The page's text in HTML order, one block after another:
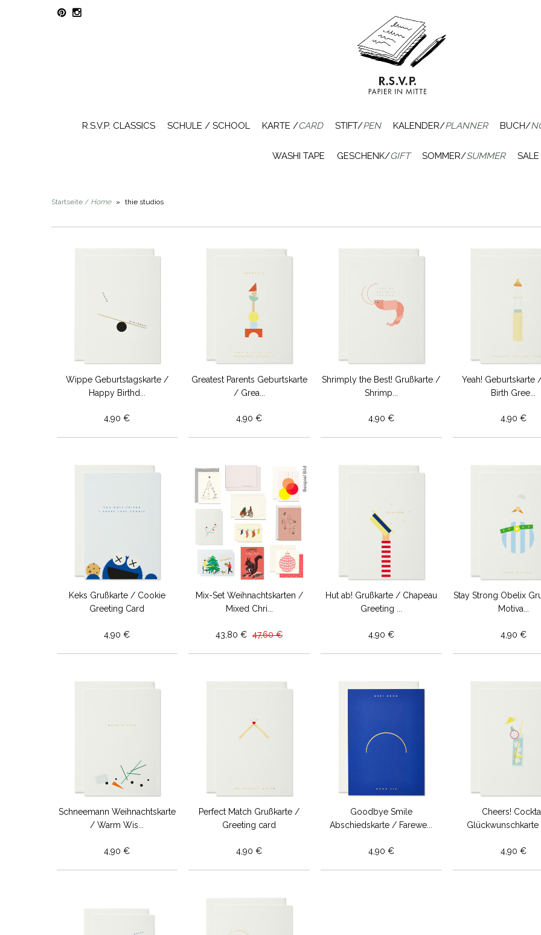
R.S.V.P. CLASSICS SCHULE / SCHOOL KARTE /CARD STIFT/PEN KALENDER/PLANNER BUCH/
WASHI TAPE GESCHENK/GIFT SOMMER/SUMMER SALE
Startseite / Home » thie studios
Wippe Geburtstagskarte /
Happy Birthd...
4,90 €
Greatest Parents Geburtskarte
/ Grea...
4,90 €
Shrimply the Best! Grußkarte /
Shrimp...
4,90 €
Yeah! Geburtskarte
Birth Gree...
4,90 €
Keks Grußkarte / Cookie
Greeting Card
4,90 €
Mix-Set Weihnachtskarten /
Mixed Chri...
43,80 € 47,60 €
Hut ab! Grußkarte / Chapeau
Greeting ...
4,90 €
Stay Strong Obelix
Motiva...
4,90 €
Schneemann Weihnachtskarte
/ Warm Wis...
4,90 €
Perfect Match Grußkarte /
Greeting card
4,90 €
Goodbye Smile
Abschiedskarte / Farewe...
4,90 €
Cheers!
Glückwunschkarte
4,90 €